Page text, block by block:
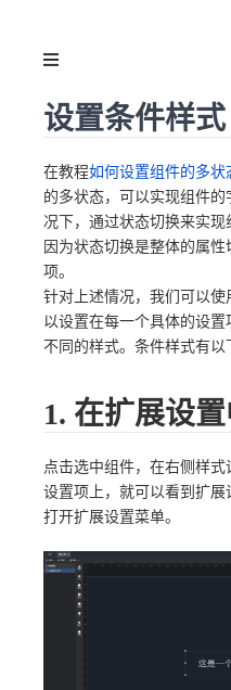
设置条件样式
在教程如何设置组件的多状
的多状态，可以实现组件
况下，通过状态切换来实现
因为状态切换是整体的属
项。
针对上述情况，我们可以使
以设置在每一个具体的设
不同的样式。条件样式有以
1. 在扩展设
点击选中组件，在右侧样
设置项上，就可以看到扩
打开扩展设置菜单。